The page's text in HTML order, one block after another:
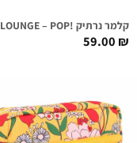
קלמר נרתיק !FIRST CLASS LOUNGE – POP
59.00₪